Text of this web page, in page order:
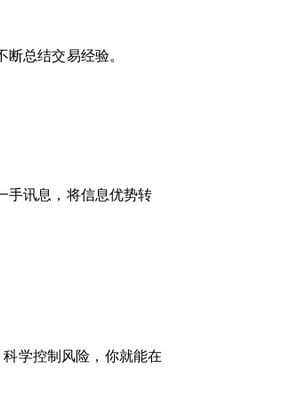
总结交易经验。
手讯息，将信息优势转
学控制风险，你就能在